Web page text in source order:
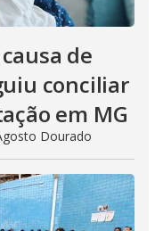
de
conciliar
em MG
Dourado